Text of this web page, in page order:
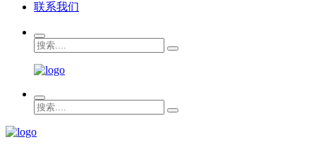
联系我们